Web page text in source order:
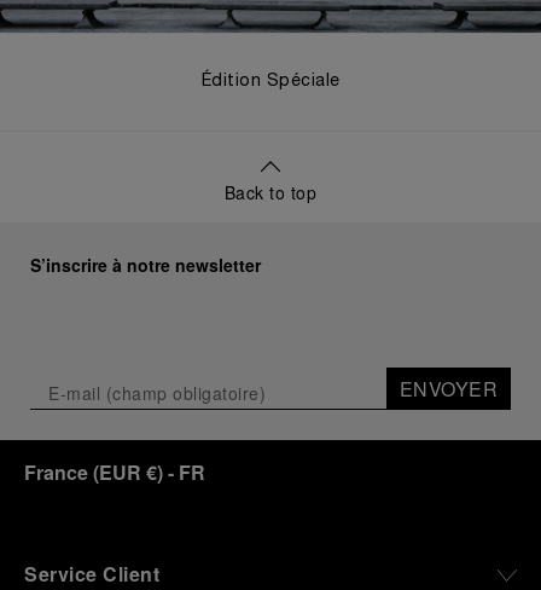
Édition Spéciale
Back to top
S’inscrire à notre newsletter
ENVOYER
France(EUR €)- FR
Service Client